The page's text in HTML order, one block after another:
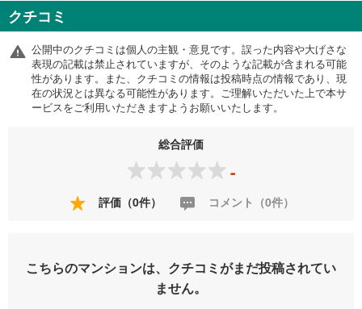
クチコミ
公開中のクチコミは個人の主観・意見です。誤った内容や大げさな
表現の記載は禁止されていますが、そのような記載が含まれる可能
性があります。また、クチコミの情報は投稿時点の情報であり、現
在の状況とは異なる可能性があります。ご理解いただいた上で本サ
ービスをご利用いただきますようお願いいたします。
総合評価
-
評価（0件） コメント（0件）
こちらのマンションは、クチコミがまだ投稿されてい
ません。